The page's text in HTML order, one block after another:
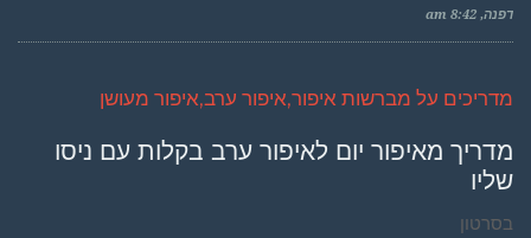
דפנה 8:42 am
מדריכים על מברשות איפור,איפור ערב,איפור מעושן
מדריך מאיפור יום לאיפור ערב בקלות עם ניסו
שליו
בסרטון